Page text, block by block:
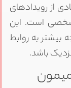
از رویدادهای
شخصی است. این
بیشتر به روابط
باشد.